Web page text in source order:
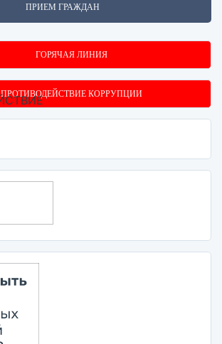
ПРИЕМ ГРАЖДАН
ГОРЯЧАЯ ЛИНИЯ
ПРОТИВОДЕЙСТВИЕ КОРРУПЦИИ